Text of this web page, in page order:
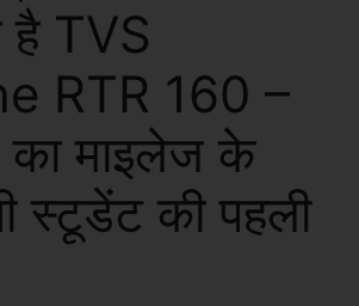
है TVS
RTR 160 –
माइलेज के
स्टूडेंट की पहली